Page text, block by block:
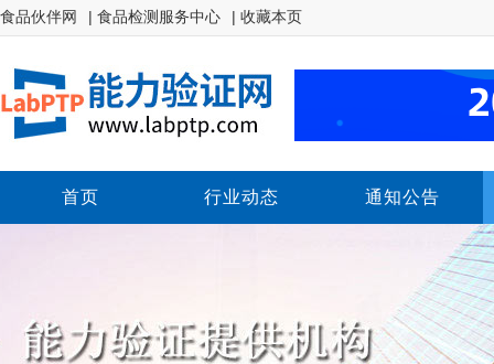
食品伙伴网 | 食品检测服务中心 | 收藏本页
首页 行业动态 通知公告